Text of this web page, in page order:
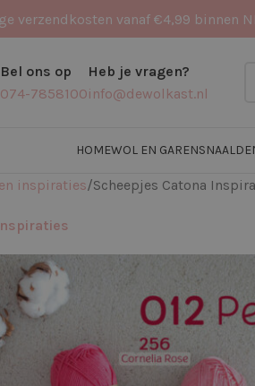
verzendkosten vanaf €4,99 binnen NL
Bel ons op
074-7858100
Heb je vragen?
info@dewolkast.nl
HOMEWOL EN GARENS
inspiraties Scheepjes Catona